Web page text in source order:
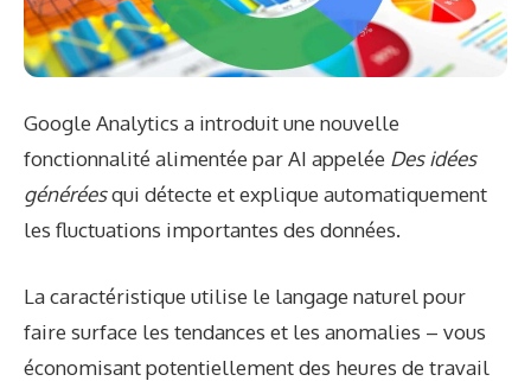
Google Analytics a introduit une nouvelle
fonctionnalité alimentée par AI appelée Des idées
généréesqui détecte et explique automatiquement
les fluctuations importantes des données.
La caractéristique utilise le langage naturel pour
faire surface les tendances et les anomalies – vous
économisant potentiellement des heures de travail